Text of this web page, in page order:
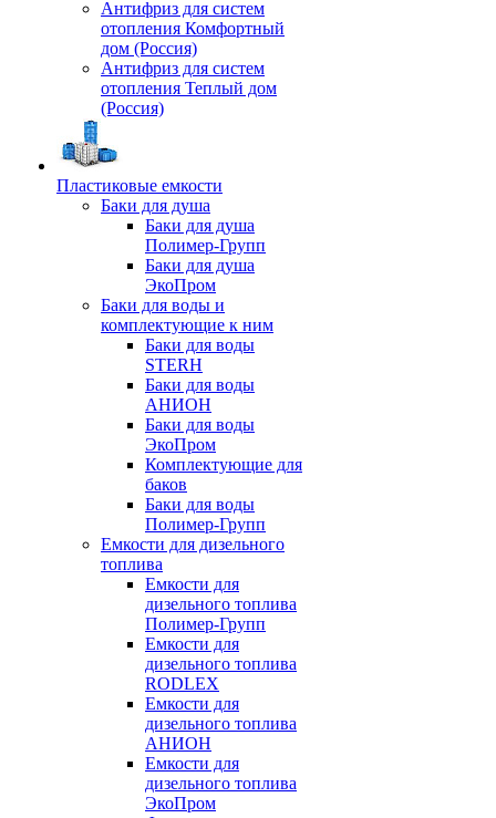
Антифриз для систем
отопления Комфортный
дом (Россия)
Антифриз для систем
отопления Теплый дом
(Россия)
Пластиковые емкости
Баки для душа
Баки для душа
Полимер-Групп
Баки для душа
ЭкоПром
Баки для воды и
комплектующие к ним
Баки для воды
STERH
Баки для воды
АНИОН
Баки для воды
ЭкоПром
Комплектующие для
баков
Баки для воды
Полимер-Групп
Емкости для дизельного
топлива
Емкости для
дизельного топлива
Полимер-Групп
Емкости для
дизельного топлива
RODLEX
Емкости для
дизельного топлива
АНИОН
Емкости для
дизельного топлива
ЭкоПром